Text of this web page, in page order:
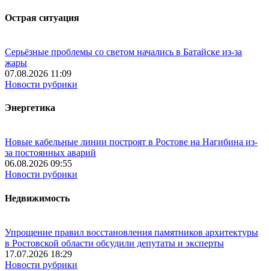
Острая ситуация
Серьёзные проблемы со светом начались в Батайске из-за
жары
07.08.2026 11:09
Новости рубрики
Энергетика
Новые кабельные линии построят в Ростове на Нагибина из-
за постоянных аварий
06.08.2026 09:55
Новости рубрики
Недвижимость
Упрощение правил восстановления памятников архитектуры
в Ростовской области обсудили депутаты и эксперты
17.07.2026 18:29
Новости рубрики